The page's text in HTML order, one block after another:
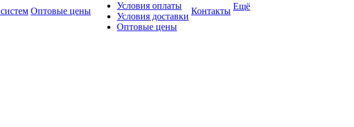
Оптовые цены
Условия оплаты
Условия доставки
Оптовые цены
Контакты Ещё